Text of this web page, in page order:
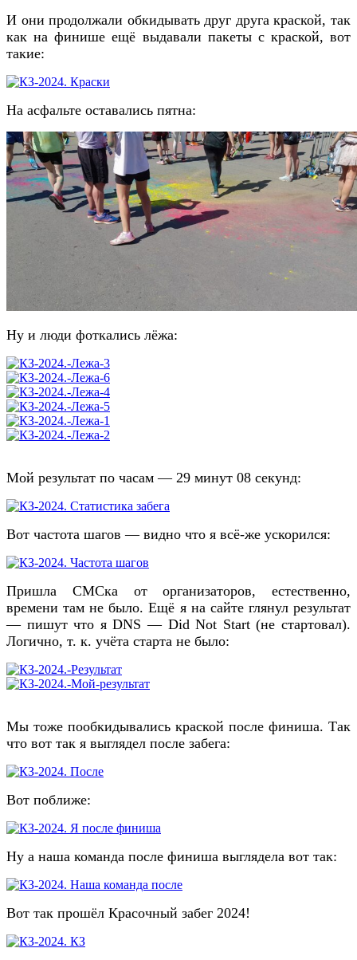
И они продолжали обкидывать друг друга краской, так
как на финише ещё выдавали пакеты с краской, вот
такие:
На асфальте оставались пятна:
Ну и люди фоткались лёжа:
Мой результат по часам — 29 минут 08 секунд:
Вот частота шагов — видно что я всё-же ускорился:
Пришла СМСка от организаторов, естественно,
времени там не было. Ещё я на сайте глянул результат
— пишут что я DNS — Did Not Start (не стартовал).
Логично, т. к. учёта старта не было:
Мы тоже пообкидывались краской после финиша. Так
что вот так я выглядел после забега:
Вот поближе:
Ну а наша команда после финиша выглядела вот так:
Вот так прошёл Красочный забег 2024!